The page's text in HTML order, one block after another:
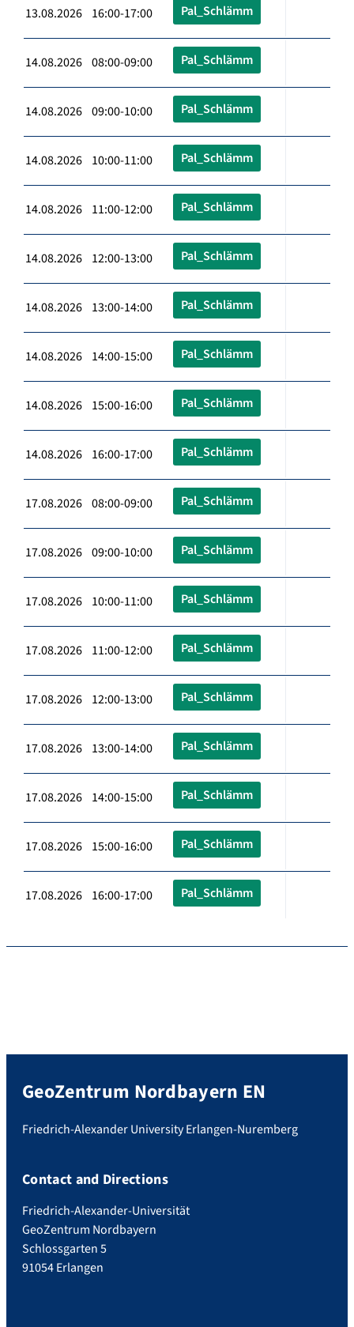
13.08.2026 16:00-17:00 Pal_Schlämm
14.08.2026 08:00-09:00 Pal_Schlämm
14.08.2026 09:00-10:00 Pal_Schlämm
14.08.2026 10:00-11:00 Pal_Schlämm
14.08.2026 11:00-12:00 Pal_Schlämm
14.08.2026 12:00-13:00 Pal_Schlämm
14.08.2026 13:00-14:00 Pal_Schlämm
14.08.2026 14:00-15:00 Pal_Schlämm
14.08.2026 15:00-16:00 Pal_Schlämm
14.08.2026 16:00-17:00 Pal_Schlämm
17.08.2026 08:00-09:00 Pal_Schlämm
17.08.2026 09:00-10:00 Pal_Schlämm
17.08.2026 10:00-11:00 Pal_Schlämm
17.08.2026 11:00-12:00 Pal_Schlämm
17.08.2026 12:00-13:00 Pal_Schlämm
17.08.2026 13:00-14:00 Pal_Schlämm
17.08.2026 14:00-15:00 Pal_Schlämm
17.08.2026 15:00-16:00 Pal_Schlämm
17.08.2026 16:00-17:00 Pal_Schlämm
GeoZentrum Nordbayern EN
Friedrich-Alexander University Erlangen-Nuremberg
Contact and Directions
Friedrich-Alexander-Universität
GeoZentrum Nordbayern
Schlossgarten 5
91054 Erlangen